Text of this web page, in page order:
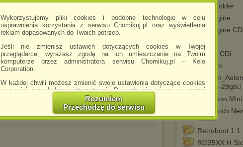
Wykorzystujemy pliki cookies i podobne technologie w celu
usprawnienia korzystania z serwisu Chomikuj.pl oraz wyświetlenia
reklam dopasowanych do Twoich potrzeb.
Jeśli nie zmienisz ustawień dotyczących cookies w Twojej
przeglądarce, wyrażasz zgodę na ich umieszczanie na Twoim
komputerze przez administratora serwisu Chomikuj.pl – Kelo
Corporation.
W każdej chwili możesz zmienić swoje ustawienia dotyczące cookies
w swojej przeglądarce internetowej. Dowiedz się więcej w naszej
http://chomikuj.pl/PolitykaPrywatnosci.aspx
Jednocześnie informujemy że zmiana ustawień przeglądarki może
spowodować ograniczenie korzystania ze strony Chomikuj.pl.
W przypadku braku twojej zgody na akceptację cookies niestety
Rozumiem
Przechodzę do serwisu
Nowy folder
PC Engine
PC Engine CD
Philips CDi
PiStorm
bezeth-29gb
Pokemon Mini
RetroArch
Roms
Retroboot 1.1
RG35XX H